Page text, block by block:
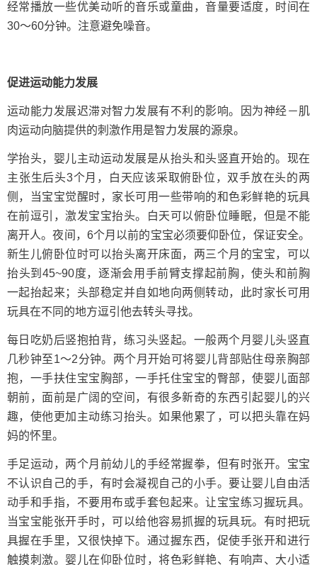
经常播放一些优美动听的音乐或童曲，音量要适度，时间在
30～60分钟。注意避免噪音。
促进运动能力发展
运动能力发展迟滞对智力发展有不利的影响。因为神经－肌
肉运动向脑提供的刺激作用是智力发展的源泉。
学抬头，婴儿主动运动发展是从抬头和头竖直开始的。现在
主张生后头3个月，白天应该采取俯卧位，双手放在头的两
侧，当宝宝觉醒时，家长可用一些带响的和色彩鲜艳的玩具
在前逗引，激发宝宝抬头。白天可以俯卧位睡眠，但是不能
离开人。夜间，6个月以前的宝宝必须要仰卧位，保证安全。
新生儿俯卧位时可以抬头离开床面，两三个月的宝宝，可以
抬头到45~90度，逐渐会用手前臂支撑起前胸，使头和前胸
一起抬起来；头部稳定并自如地向两侧转动，此时家长可用
玩具在不同的地方逗引他去转头寻找。
每日吃奶后竖抱拍背，练习头竖起。一般两个月婴儿头竖直
几秒钟至1～2分钟。两个月开始可将婴儿背部贴住母亲胸部
抱，一手扶住宝宝胸部，一手托住宝宝的臀部，使婴儿面部
朝前，面前是广阔的空间，有很多新奇的东西引起婴儿的兴
趣，使他更加主动练习抬头。如果他累了，可以把头靠在妈
妈的怀里。
手足运动，两个月前幼儿的手经常握拳，但有时张开。宝宝
不认识自己的手，有时会凝视自己的小手。要让婴儿自由活
动手和手指，不要用布或手套包起来。让宝宝练习握玩具。
当宝宝能张开手时，可以给他容易抓握的玩具玩。有时把玩
具握在手里，又很快掉下。通过握东西，促使手张开和进行
触摸刺激。婴儿在仰卧位时，将色彩鲜艳、有响声、大小适